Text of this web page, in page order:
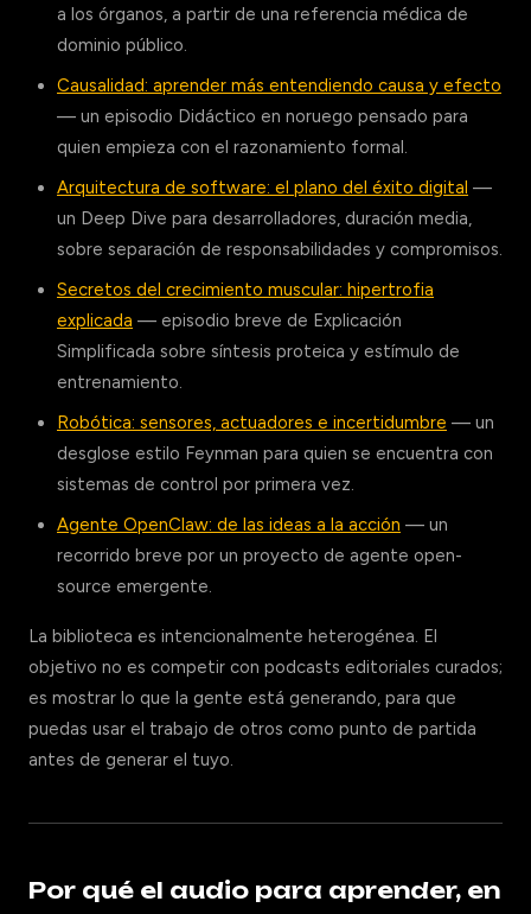
a los órganos, a partir de una referencia médica de
dominio público.
Causalidad: aprender más entendiendo causa y efecto
— un episodio Didáctico en noruego pensado para
quien empieza con el razonamiento formal.
Arquitectura de software: el plano del éxito digital —
un Deep Dive para desarrolladores, duración media,
sobre separación de responsabilidades y compromisos.
Secretos del crecimiento muscular: hipertrofia
explicada — episodio breve de Explicación
Simplificada sobre síntesis proteica y estímulo de
entrenamiento.
Robótica: sensores, actuadores e incertidumbre — un
desglose estilo Feynman para quien se encuentra con
sistemas de control por primera vez.
Agente OpenClaw: de las ideas a la acción — un
recorrido breve por un proyecto de agente open-
source emergente.
La biblioteca es intencionalmente heterogénea. El
objetivo no es competir con podcasts editoriales curados;
es mostrar lo que la gente está generando, para que
puedas usar el trabajo de otros como punto de partida
antes de generar el tuyo.
Por qué el audio para aprender, en